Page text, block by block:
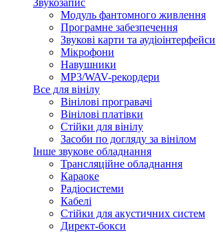
Звукозапис
Модуль фантомного живлення
Програмне забезпечення
Звукові карти та аудіоінтерфейси
Мікрофони
Навушники
MP3/WAV-рекордери
Все для вінілу
Вінілові програвачі
Вінілові платівки
Стійки для вінілу
Засоби по догляду за вінілом
Інше звукове обладнання
Трансляційне обладнання
Караоке
Радіосистеми
Кабелі
Стійки для акустичних систем
Директ-бокси